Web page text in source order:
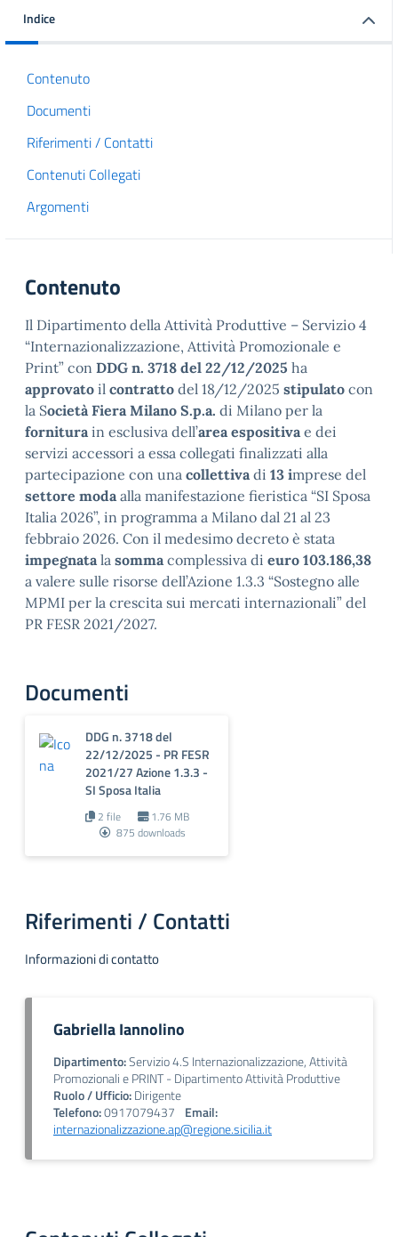
Indice
Contenuto
Documenti
Riferimenti / Contatti
Contenuti Collegati
Argomenti
Contenuto
Il Dipartimento della Attività Produttive – Servizio 4
“Internazionalizzazione, Attività Promozionale e
Print” con DDG n. 3718 del 22/12/2025 ha
approvato il contratto del 18/12/2025 stipulato con
la Società Fiera Milano S.p.a. di Milano per la
forniturain esclusiva dell’area espositivae dei
servizi accessori a essa collegati finalizzati alla
partecipazione con una collettivadi 13 imprese del
settore modaalla manifestazione fieristica “SI Sposa
Italia 2026”, in programma a Milano dal 21 al 23
febbraio 2026. Con il medesimo decreto è stata
impegnatala sommacomplessiva di euro 103.186,38
a valere sulle risorse dell’Azione 1.3.3 “Sostegno alle
MPMI per la crescita sui mercati internazionali” del
PR FESR 2021/2027.
Documenti
DDG n. 3718 del
22/12/2025 - PR FESR
2021/27 Azione 1.3.3 -
SI Sposa Italia
2 file
1.76 MB
875 downloads
Riferimenti / Contatti
Informazioni di contatto
Gabriella Iannolino
Dipartimento:Servizio 4.S Internazionalizzazione, Attività
Promozionali e PRINT - Dipartimento Attività Produttive
Ruolo / Ufficio:Dirigente
Telefono:0917079437 Email:
internazionalizzazione.ap@regione.sicilia.it